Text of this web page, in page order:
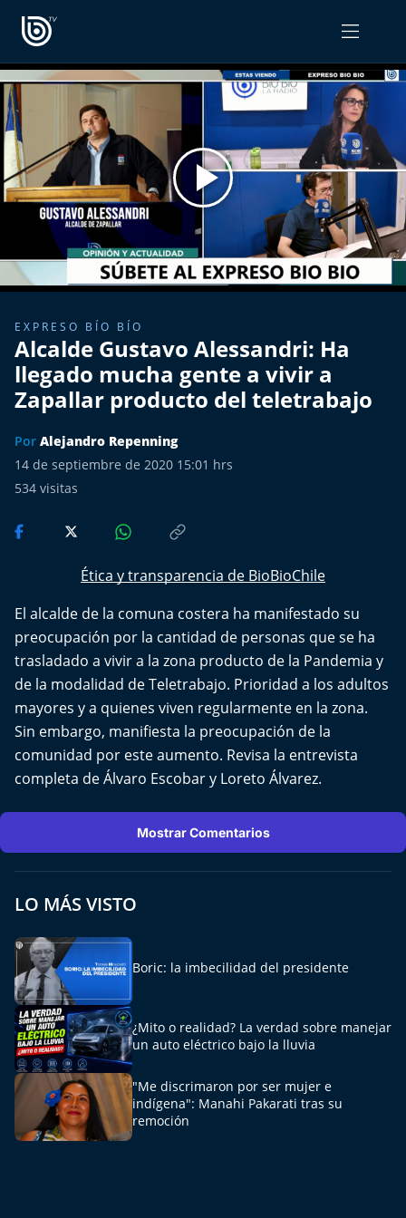
PROGRAMAS
Radiograma
Expreso Bío Bío
Podría Ser Peor
La Entrevista de Tomás Mosciatti
Entrevistas BioBioTV
Comentarios de Tomás Mosciatti
Más de Ti Podcast
Realizadores
Más de 100 Días
Tu Mereces Ser Feliz
Efemérides
Cultura y Espectáculos
Conexión Digital
La Ruta del Pulsar
Psicología Abierta
Impacto Tecnológico
Sesiones Dieciocheras
Expreso PM
OPINIÓN
PODCAST RADIOGRAMA
EXPRESO BÍO BÍO
Alcalde Gustavo Alessandri: Ha
llegado mucha gente a vivir a
Zapallar producto del teletrabajo
Por Alejandro Repenning
14 de septiembre de 2020 15:01 hrs
534 visitas
Ética y transparencia de BioBioChile
El alcalde de la comuna costera ha manifestado su
preocupación por la cantidad de personas que se ha
trasladado a vivir a la zona producto de la Pandemia y
de la modalidad de Teletrabajo. Prioridad a los adultos
mayores y a quienes viven regularmente en la zona.
Sin embargo, manifiesta la preocupación de la
comunidad por este aumento. Revisa la entrevista
completa de Álvaro Escobar y Loreto Álvarez.
Mostrar Comentarios
LO MÁS VISTO
Boric: la imbecilidad del presidente
¿Mito o realidad? La verdad sobre manejar
un auto eléctrico bajo la lluvia
"Me discrimaron por ser mujer e
indígena": Manahi Pakarati tras su
remoción